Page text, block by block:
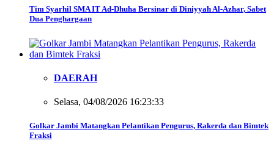
Tim Syarhil SMA IT Ad-Dhuha Bersinar di Diniyyah Al-Azhar, Sabet
Dua Penghargaan
DAERAH
Selasa, 04/08/2026 16:23:33
Golkar Jambi Matangkan Pelantikan Pengurus, Rakerda dan Bimtek
Fraksi